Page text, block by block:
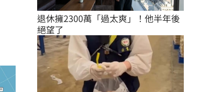
退休擁2300萬「過太爽」！他半年後
絕望了